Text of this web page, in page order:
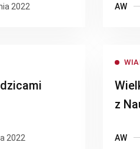
2022 AW
2022
z
AW